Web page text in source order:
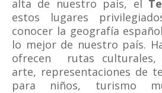
alta de nuestro país, el
estos lugares
conocer la geografía
lo mejor de nuestro país.
ofrecen rutas culturales,
arte, representaciones de
para niños, turismo